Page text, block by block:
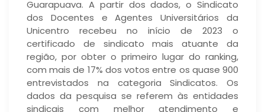
Guarapuava. A partir dos dados, o Sindicato
dos Docentes e Agentes Universitários da
Unicentro recebeu no início de 2023 o
certificado de sindicato mais atuante da
região, por obter o primeiro lugar do ranking,
com mais de 17% dos votos entre os quase 900
entrevistados na categoria Sindicatos. Os
dados da pesquisa se referem às entidades
sindicais com melhor atendimento e